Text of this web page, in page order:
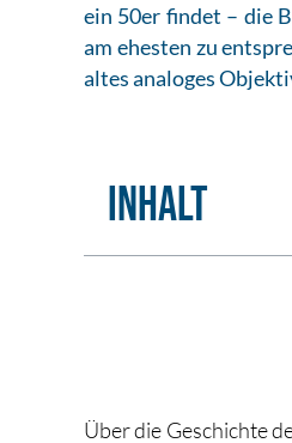
ein 50er findet – die
am ehesten zu
altes analoges
Inhalt
Über die Geschichte